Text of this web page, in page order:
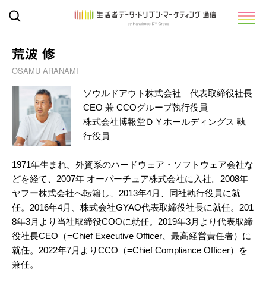
荒波 修
OSAMU ARANAMI
ソウルドアウト株式会社 代表取締役社長
CEO 兼 CCOグループ執行役員
株式会社博報堂ＤＹホールディングス 執
行役員
1971年生まれ。外資系のハードウェア・ソフトウェア会社な
どを経て、2007年 オーバーチュア株式会社に入社。2008年
ヤフー株式会社へ転籍し、2013年4月、同社執行役員に就
任。2016年4月、株式会社GYAO代表取締役社長に就任。201
8年3月より当社取締役COOに就任。2019年3月より代表取締
役社長CEO（=Chief Executive Officer、最高経営責任者）に
就任。2022年7月よりCCO（=Chief Compliance Officer）を
兼任。